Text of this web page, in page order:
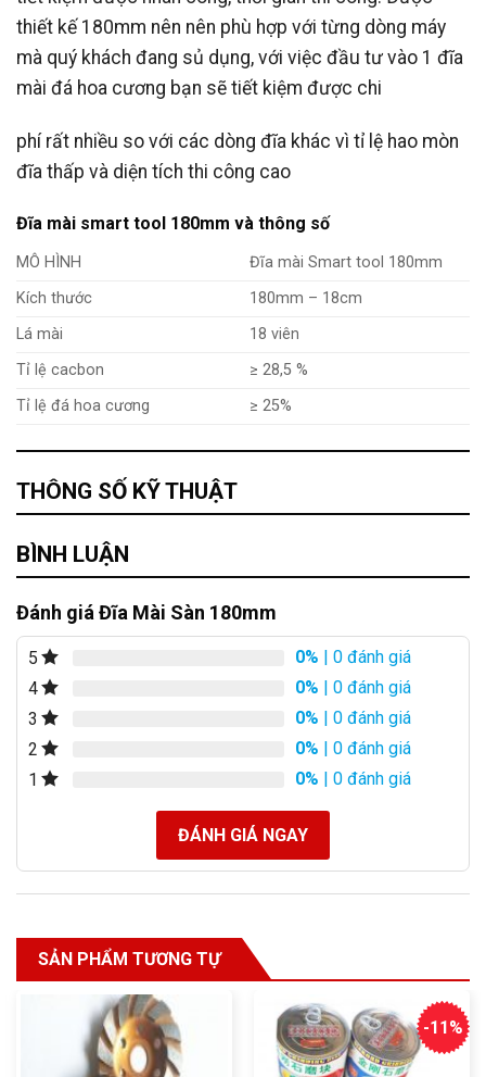
thiết kế 180mm nên nên phù hợp với từng dòng máy
mà quý khách đang sủ dụng, với việc đầu tư vào 1 đĩa
mài đá hoa cương bạn sẽ tiết kiệm được chi
phí rất nhiều so với các dòng đĩa khác vì tỉ lệ hao mòn
đĩa thấp và diện tích thi công cao
Đĩa mài smart tool 180mm và thông số
MÔ HÌNH
Đĩa mài Smart tool 180mm
Kích thước
180mm – 18cm
Lá mài
18 viên
Tỉ lệ cacbon
≥ 28,5 %
Tỉ lệ đá hoa cương
≥ 25%
THÔNG SỐ KỸ THUẬT
BÌNH LUẬN
Đánh giá Đĩa Mài Sàn 180mm
5 0% | 0 đánh giá
4
0% | 0 đánh giá
3
0% | 0 đánh giá
2
0% | 0 đánh giá
1
0% | 0 đánh giá
ĐÁNH GIÁ NGAY
SẢN PHẨM TƯƠNG TỰ
-11%